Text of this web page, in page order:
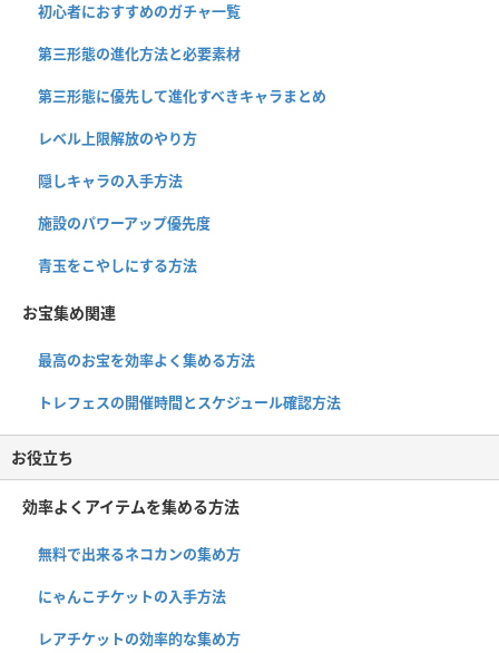
初心者におすすめのガチャ一覧
第三形態の進化方法と必要素材
第三形態に優先して進化すべきキャラまとめ
レベル上限解放のやり方
隠しキャラの入手方法
施設のパワーアップ優先度
青玉をこやしにする方法
お宝集め関連
最高のお宝を効率よく集める方法
トレフェスの開催時間とスケジュール確認方法
お役立ち
効率よくアイテムを集める方法
無料で出来るネコカンの集め方
にゃんこチケットの入手方法
レアチケットの効率的な集め方